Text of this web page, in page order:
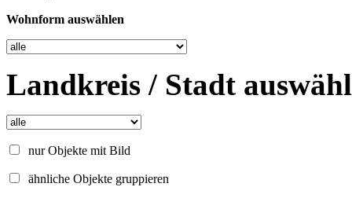
Wohnform auswählen
Landkreis / Stadt
nur Objekte mit Bild
ähnliche Objekte gruppieren